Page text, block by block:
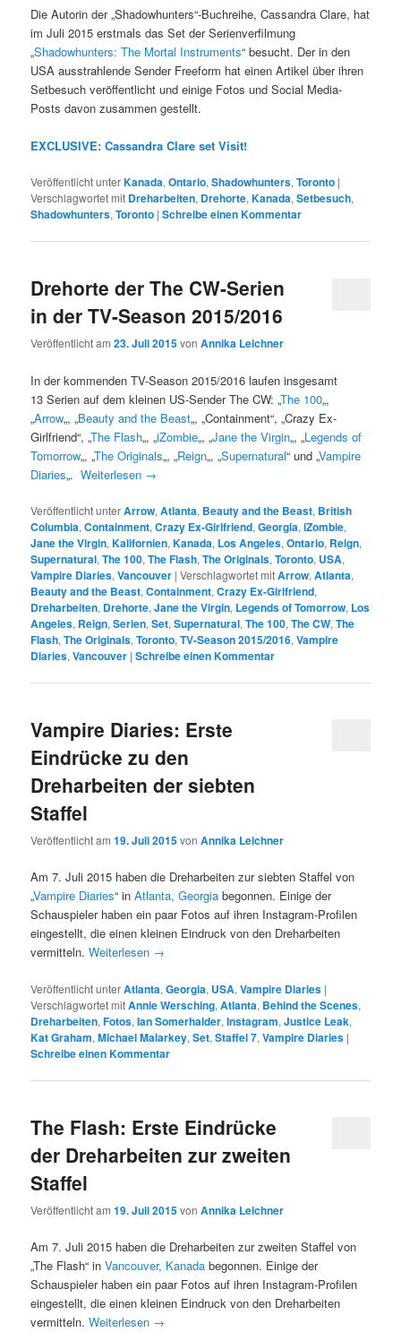
Die Autorin der „Shadowhunters“-Buchreihe, Cassandra Clare, hat
im Juli 2015 erstmals das Set der Serienverfilmung
„Shadowhunters: The Mortal Instruments“ besucht. Der in den
USA ausstrahlende Sender Freeform hat einen Artikel über ihren
Setbesuch veröffentlicht und einige Fotos und Social Media-
Posts davon zusammen gestellt.
EXCLUSIVE: Cassandra Clare set Visit!
Veröffentlicht unterKanada,Ontario,Shadowhunters,Toronto |
Verschlagwortet mit Dreharbeiten, Drehorte,Kanada,Setbesuch,
Shadowhunters,Toronto |Schreibe einen Kommentar
Drehorte der The CW-Serien
in der TV-Season 2015/2016
Veröffentlicht am23. Juli 2015vonAnnika Leichner
In der kommenden TV-Season 2015/2016 laufen insgesamt
13 Serien auf dem kleinen US-Sender The CW: „The 100„,
„Arrow„, „Beauty and the Beast„, „Containment“, „Crazy Ex-
Girlfriend“, „The Flash„, „iZombie„, „Jane the Virgin„, „Legends of
Tomorrow„, „The Originals„, „Reign„, „Supernatural“ und „Vampire
Diaries„.Weiterlesen →
Veröffentlicht unterArrow,Atlanta, Beauty and the Beast, British
Columbia,Containment,Crazy Ex-Girlfriend,Georgia,iZombie,
Jane the Virgin,Kalifornien,Kanada, Los Angeles,Ontario, Reign,
Supernatural,The 100,The Flash,The Originals,Toronto, USA,
Vampire Diaries,Vancouver |Verschlagwortet mitArrow,Atlanta,
Beauty and the Beast,Containment,Crazy Ex-Girlfriend,
Dreharbeiten, Drehorte,Jane the Virgin, Legends of Tomorrow, Los
Angeles, Reign,Serien,Set,Supernatural,The 100,The CW,The
Flash,The Originals,Toronto,TV-Season 2015/2016,Vampire
Diaries,Vancouver |Schreibe einen Kommentar
Vampire Diaries: Erste
Eindrücke zu den
Dreharbeiten der siebten
Staffel
Veröffentlicht am19. Juli 2015vonAnnika Leichner
Am 7. Juli 2015 haben die Dreharbeiten zur siebten Staffel von
„Vampire Diaries“ inAtlanta, Georgia begonnen. Einige der
Schauspieler haben ein paar Fotos auf ihren Instagram-Profilen
eingestellt, die einen kleinen Eindruck von den Dreharbeiten
vermitteln.Weiterlesen →
Veröffentlicht unterAtlanta,Georgia, USA,Vampire Diaries |
Verschlagwortet mitAnnie Wersching,Atlanta, Behind the Scenes,
Dreharbeiten,Fotos,Ian Somerhalder,Instagram,Justice Leak,
Kat Graham,Michael Malarkey,Set,Staffel 7,Vampire Diaries |
Schreibe einen Kommentar
The Flash: Erste Eindrücke
der Dreharbeiten zur zweiten
Staffel
Veröffentlicht am19. Juli 2015vonAnnika Leichner
Am 7. Juli 2015 haben die Dreharbeiten zur zweiten Staffel von
„The Flash“ inVancouver, Kanada begonnen. Einige der
Schauspieler haben ein paar Fotos auf ihren Instagram-Profilen
eingestellt, die einen kleinen Eindruck von den Dreharbeiten
vermitteln.Weiterlesen →